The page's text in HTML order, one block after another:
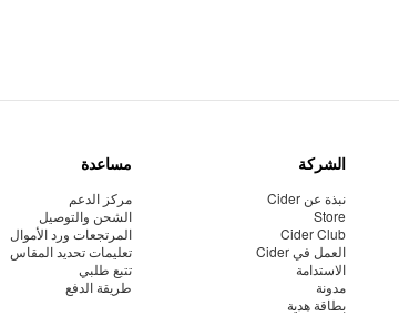
الشركة
نبذة عن Cider
Store
Cider Club
العمل في Cider
الاستدامة
مدونة
بطاقة هدية
مساعدة
مركز الدعم
الشحن والتوصيل
المرتجعات ورد الأموال
تعليمات تحديد المقاس
تتبع طلبي
طريقة الدفع